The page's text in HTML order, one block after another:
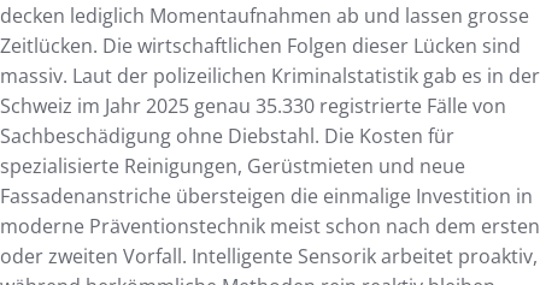
decken lediglich Momentaufnahmen ab und lassen grosse
Zeitlücken. Die wirtschaftlichen Folgen dieser Lücken sind
massiv. Laut der polizeilichen Kriminalstatistik gab es in der
Schweiz im Jahr 2025 genau 35.330 registrierte Fälle von
Sachbeschädigung ohne Diebstahl. Die Kosten für
spezialisierte Reinigungen, Gerüstmieten und neue
Fassadenanstriche übersteigen die einmalige Investition in
moderne Präventionstechnik meist schon nach dem ersten
oder zweiten Vorfall. Intelligente Sensorik arbeitet proaktiv,